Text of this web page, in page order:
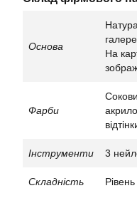
Основа
На
Фарби
Інструменти 3
Складність